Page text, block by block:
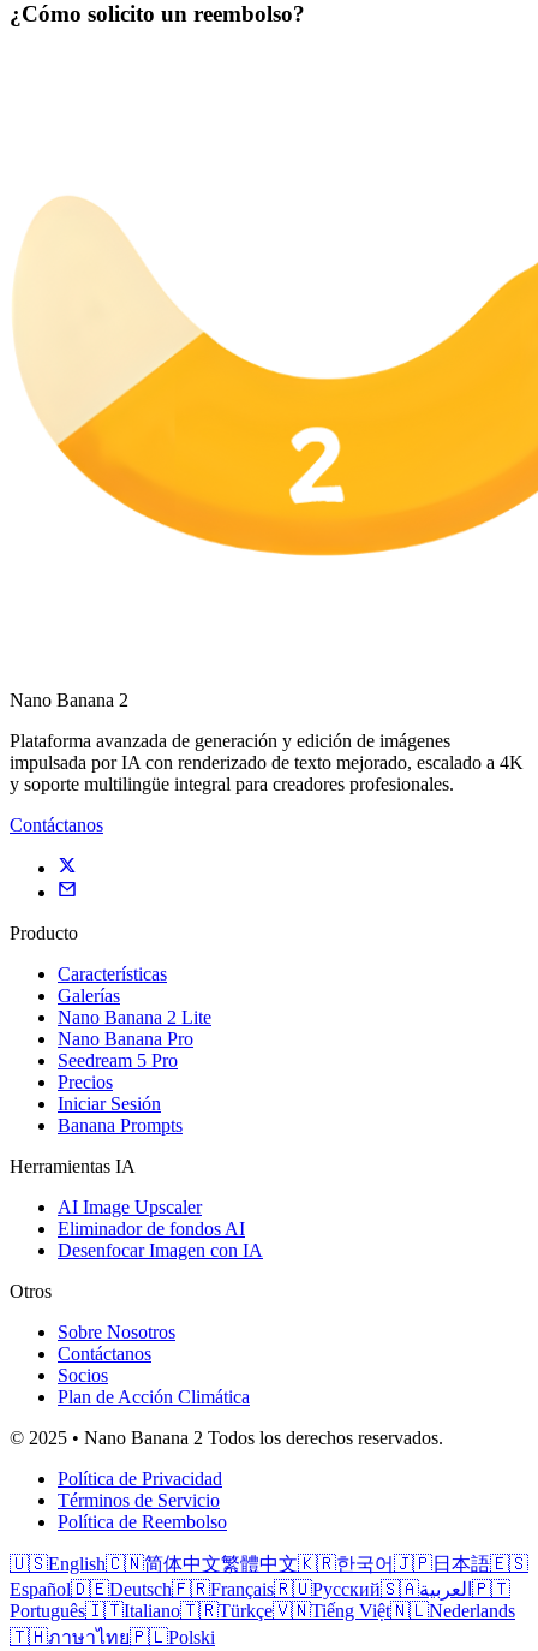
¿Cómo solicito un reembolso?
Nano Banana 2
Plataforma avanzada de generación y edición de imágenes
impulsada por IA con renderizado de texto mejorado, escalado a 4K
y soporte multilingüe integral para creadores profesionales.
Contáctanos
Producto
Características
Galerías
Nano Banana 2 Lite
Nano Banana Pro
Seedream 5 Pro
Precios
Iniciar Sesión
Banana Prompts
Herramientas IA
AI Image Upscaler
Eliminador de fondos AI
Desenfocar Imagen con IA
Otros
Sobre Nosotros
Contáctanos
Socios
Plan de Acción Climática
© 2025 • Nano Banana 2 Todos los derechos reservados.
Política de Privacidad
Términos de Servicio
Política de Reembolso
🇺🇸English🇨🇳简体中文繁體中文🇰🇷한국어🇯🇵日本語🇪🇸
Español🇩🇪Deutsch🇫🇷Français🇷🇺Русский🇸🇦العربية 🇵🇹
Português🇮🇹Italiano🇹🇷Türkçe🇻🇳Tiếng Việt🇳🇱Nederlands
🇹🇭ภาษาไทย🇵🇱Polski